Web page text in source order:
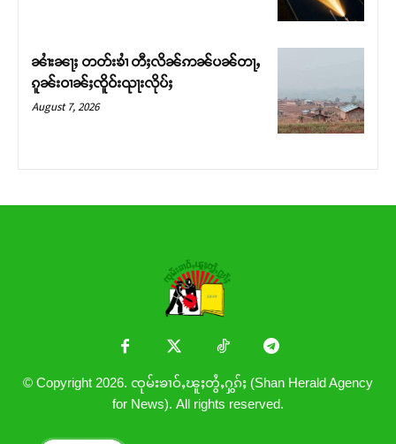
ၼၢႆးၼႃႈ တတ်းၶၢႆ တီႈလိၼ်ဢၼ်ပၼ်တႃႇ
ၵူၼ်းဝၢၼ်ႈၸိူဝ်းၺႃးလိုပ်ႈ
August 7, 2026
© Copyright 2026. ၸုမ်းၶၢဝ်ႇၽူႈတွႆႇႁွၵ်ႈ (Shan Herald Agency
for News). All rights reserved.